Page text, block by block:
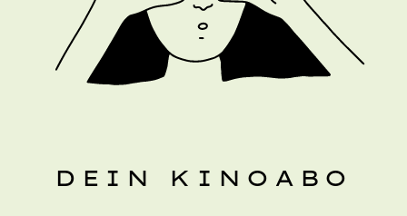
DEIN KINOABO